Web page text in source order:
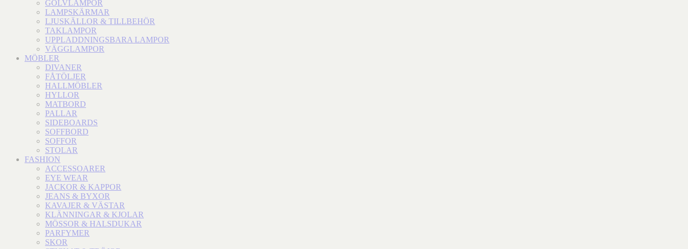
GOLVLAMPOR
LAMPSKÄRMAR
LJUSKÄLLOR & TILLBEHÖR
TAKLAMPOR
UPPLADDNINGSBARA LAMPOR
VÄGGLAMPOR
MÖBLER
DIVANER
FÅTÖLJER
HALLMÖBLER
HYLLOR
MATBORD
PALLAR
SIDEBOARDS
SOFFBORD
SOFFOR
STOLAR
FASHION
ACCESSOARER
EYE WEAR
JACKOR & KAPPOR
JEANS & BYXOR
KAVAJER & VÄSTAR
KLÄNNINGAR & KJOLAR
MÖSSOR & HALSDUKAR
PARFYMER
SKOR